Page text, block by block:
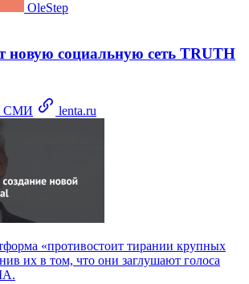
OleStep
новую социальную сеть TRUTH
СМИ lenta.ru
«противостоит тирании крупных
их в том, что они заглушают голоса